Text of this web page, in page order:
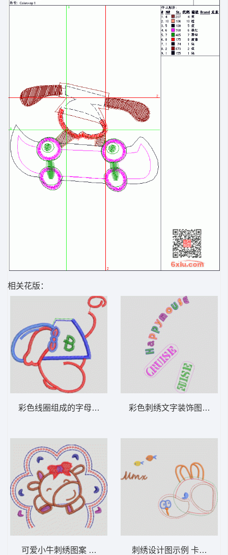
相关花版：
彩色线圈组成的字母B图案 卡通童装章标贴
可爱小牛刺绣图案 卡通童装章标贴布 刺绣设计图示例 卡